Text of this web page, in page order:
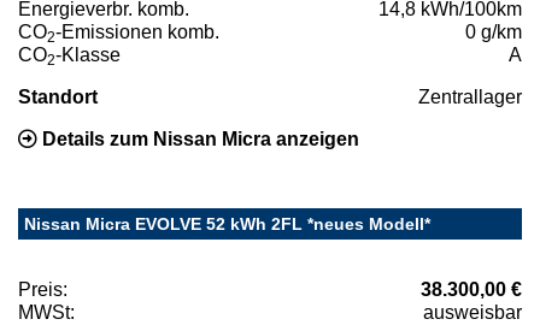
Energieverbr. komb.
14,8 kWh/100km
CO2-Emissionen komb.
0 g/km
CO2-Klasse A
Standort Zentrallager
Details zum Nissan Micra anzeigen
Nissan Micra EVOLVE 52 kWh 2FL *neues Modell*
Preis:
38.300,00 €
MWSt:
ausweisbar